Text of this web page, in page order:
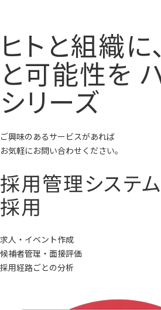
ヒトと組織に
と可能性を
シリーズ
ご興味のあるサービスがあれば
お気軽にお問い合わせください。
採用管理システム
採用
求人・イベント作成
候補者管理・面接評価
採用経路ごとの分析